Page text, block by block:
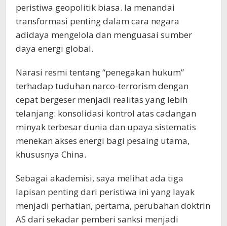
peristiwa geopolitik biasa. Ia menandai
transformasi penting dalam cara negara
adidaya mengelola dan menguasai sumber
daya energi global.
Narasi resmi tentang “penegakan hukum”
terhadap tuduhan narco-terrorism dengan
cepat bergeser menjadi realitas yang lebih
telanjang: konsolidasi kontrol atas cadangan
minyak terbesar dunia dan upaya sistematis
menekan akses energi bagi pesaing utama,
khususnya China.
Sebagai akademisi, saya melihat ada tiga
lapisan penting dari peristiwa ini yang layak
menjadi perhatian, pertama, perubahan doktrin
AS dari sekadar pemberi sanksi menjadi